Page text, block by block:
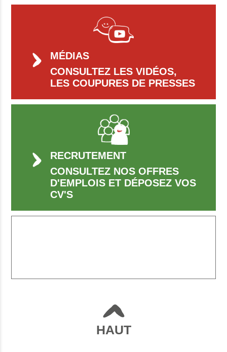
MÉDIAS
CONSULTEZ LES VIDÉOS,
LES COUPURES DE PRESSES
RECRUTEMENT
CONSULTEZ NOS OFFRES
D'EMPLOIS ET DÉPOSEZ VOS
CV'S
HAUT